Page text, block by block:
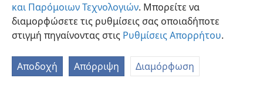
και Παρόμοιων Τεχνολογιών. Μπορείτε να
διαμορφώσετε τις ρυθμίσεις σας οποιαδήποτε
στιγμή πηγαίνοντας στις Ρυθμίσεις Απορρήτου.
Αποδοχή Απόρριψη Διαμόρφωση